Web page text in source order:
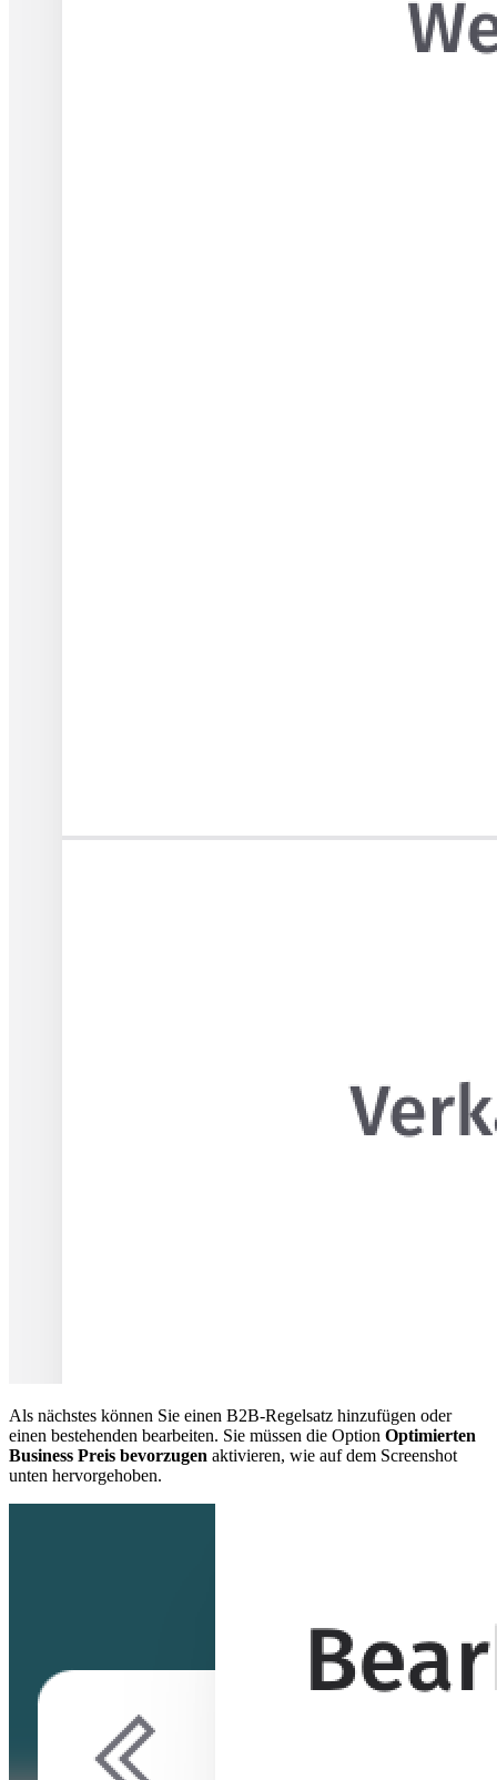
Als nächstes können Sie einen B2B-Regelsatz hinzufügen oder
einen bestehenden bearbeiten. Sie müssen die Option Optimierten
Business Preis bevorzugen aktivieren, wie auf dem Screenshot
unten hervorgehoben.